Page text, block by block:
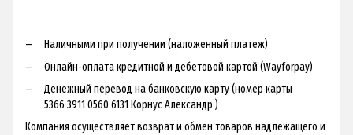
Наличными при получении (наложенный платеж)
Онлайн-оплата кредитной и дебетовой картой (Wayforpay)
Денежный перевод на банковскую карту (номер карты
5366 3911 0560 6131 Корнус Александр )
Компания осуществляет возврат и обмен товаров надлежащего и